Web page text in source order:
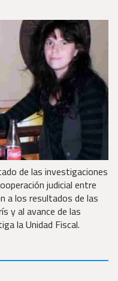
de las investigaciones
judicial entre
a los resultados de las
y al avance de las
la Unidad Fiscal.